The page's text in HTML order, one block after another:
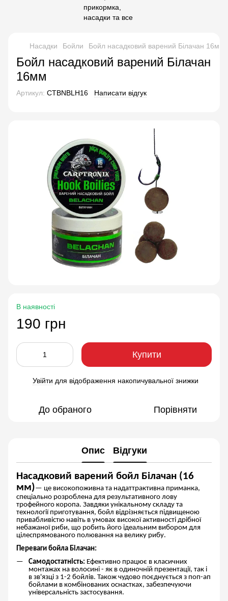
Насадки Бойли Бойл насадковий варений Білачан 16мм
Бойл насадковий варений Білачан
16мм
Артикул: CTBNBLH16 Написати відгук
В наявності
190 грн
Купити
Увійти для відображення накопичувальної знижки
До обраного Порівняти
Опис Відгуки
Насадковий варений бойл Білачан (16
мм)— це високопоживна та надаттрактивна приманка,
спеціально розроблена для результативного лову
трофейного коропа. Завдяки унікальному складу та
технології приготування, бойл відрізняється підвищеною
привабливістю навіть в умовах високої активності дрібної
небажаної риби, що робить його ідеальним вибором для
цілеспрямованого полювання на велику рибу.
Переваги бойла Білачан:
Самодостатність: Ефективно працює в класичних
монтажах на волосині - як в одиночній презентації, так і
в зв'язці з 1-2 бойлів. Також чудово поєднується з поп-ап
бойлами в комбінованих оснастках, забезпечуючи
універсальність застосування.